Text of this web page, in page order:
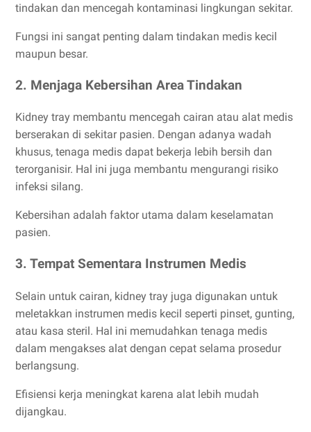
tindakan dan mencegah kontaminasi lingkungan sekitar.
Fungsi ini sangat penting dalam tindakan medis kecil
maupun besar.
2. Menjaga Kebersihan Area Tindakan
Kidney tray membantu mencegah cairan atau alat medis
berserakan di sekitar pasien. Dengan adanya wadah
khusus, tenaga medis dapat bekerja lebih bersih dan
terorganisir. Hal ini juga membantu mengurangi risiko
infeksi silang.
Kebersihan adalah faktor utama dalam keselamatan
pasien.
3. Tempat Sementara Instrumen Medis
Selain untuk cairan, kidney tray juga digunakan untuk
meletakkan instrumen medis kecil seperti pinset, gunting,
atau kasa steril. Hal ini memudahkan tenaga medis
dalam mengakses alat dengan cepat selama prosedur
berlangsung.
Efisiensi kerja meningkat karena alat lebih mudah
dijangkau.